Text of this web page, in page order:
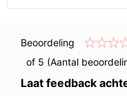
Beoordeling
of 5 (Aantal
Laat feedback